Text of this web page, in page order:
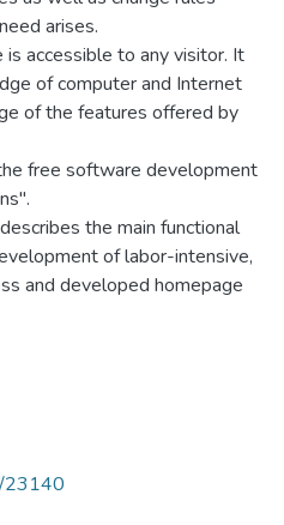
arises.
accessible to any visitor. It
of computer and Internet
of the features offered by
free software development
the main functional
of labor-intensive,
and developed homepage
23140